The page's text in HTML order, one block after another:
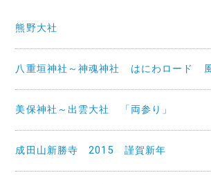
ョ
ン
熊野大社
八重垣神社～神魂神社 はにわロード
美保神社～出雲大社 「両参り」
成田山新勝寺 2015 謹賀新年